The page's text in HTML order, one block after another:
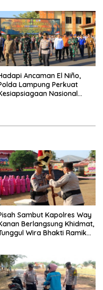
Ancaman El Niño,
Lampung Perkuat
Nasional
Sambut Kapolres Way
Berlangsung Khidmat,
Wira Bhakti Ramik